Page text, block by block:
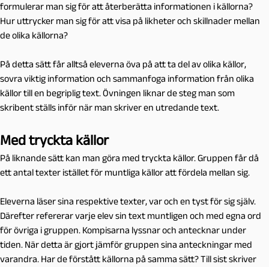
formulerar man sig för att återberätta informationen i källorna?
Hur uttrycker man sig för att visa på likheter och skillnader mellan
de olika källorna?
På detta sätt får alltså eleverna öva på att ta del av olika källor,
sovra viktig information och sammanfoga information från olika
källor till en begriplig text. Övningen liknar de steg man som
skribent ställs inför när man skriver en utredande text.
Med tryckta källor
På liknande sätt kan man göra med tryckta källor. Gruppen får då
ett antal texter istället för muntliga källor att fördela mellan sig.
Eleverna läser sina respektive texter, var och en tyst för sig själv.
Därefter refererar varje elev sin text muntligen och med egna ord
för övriga i gruppen. Kompisarna lyssnar och antecknar under
tiden. När detta är gjort jämför gruppen sina anteckningar med
varandra. Har de förstått källorna på samma sätt? Till sist skriver